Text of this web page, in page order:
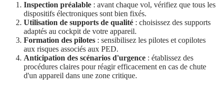
Inspection préalable : avant chaque vol, vérifiez que tous les
dispositifs électroniques sont bien fixés.
Utilisation de supports de qualité : choisissez des supports
adaptés au cockpit de votre appareil.
Formation des pilotes : sensibilisez les pilotes et copilotes
aux risques associés aux PED.
Anticipation des scénarios d'urgence : établissez des
procédures claires pour réagir efficacement en cas de chute
d'un appareil dans une zone critique.